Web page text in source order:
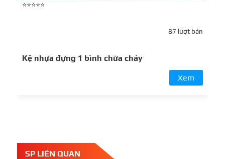
⭐⭐⭐⭐⭐
87 lượt bán
Kệ nhựa đựng 1 bình chữa cháy
Xem
SP LIÊN QUAN